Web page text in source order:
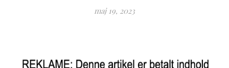
maj 19, 2023